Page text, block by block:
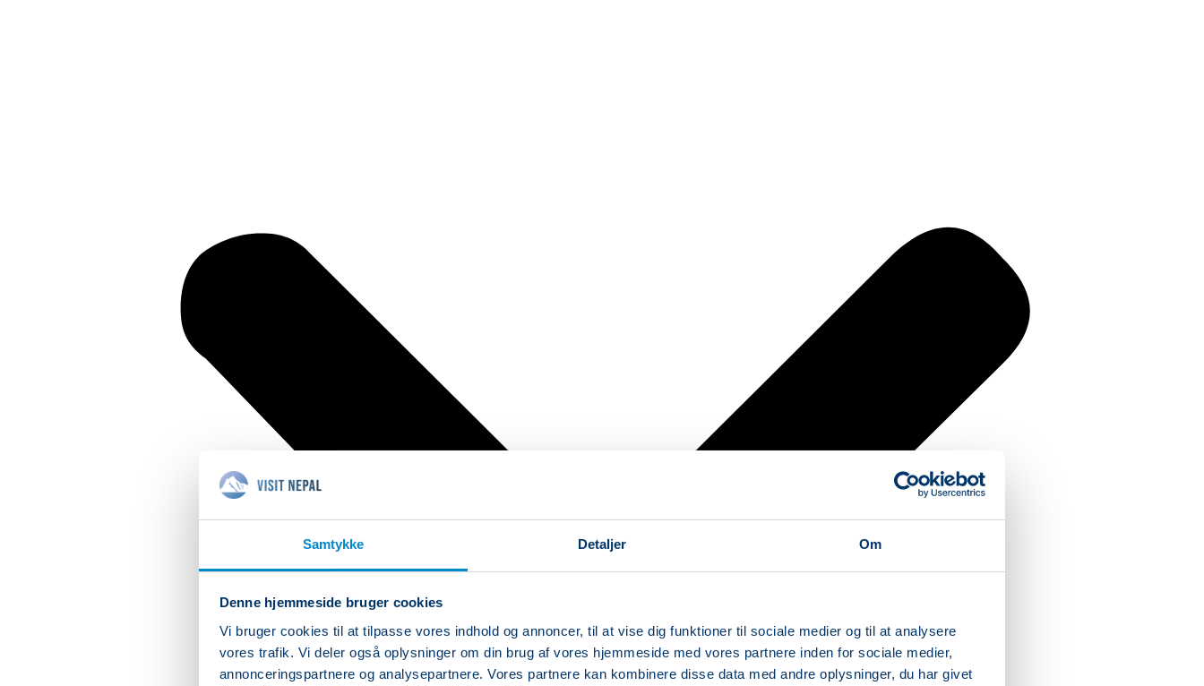
Samtykke Detaljer Om
Denne hjemmeside bruger cookies
Vi bruger cookies til at tilpasse vores indhold og annoncer, til at vise dig funktioner til sociale medier og til at analysere
vores trafik. Vi deler også oplysninger om din brug af vores hjemmeside med vores partnere inden for sociale medier,
annonceringspartnere og analysepartnere. Vores partnere kan kombinere disse data med andre oplysninger, du har givet